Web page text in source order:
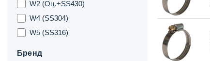
W2 (Оц.+SS430)
W4 (SS304)
W5 (SS316)
Бренд